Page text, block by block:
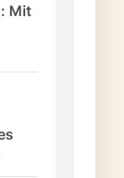
Mit